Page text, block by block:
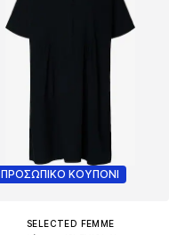
ΠΡΟΣΩΠΙΚΟ ΚΟΥΠΟΝΙ
SELECTED FEMME